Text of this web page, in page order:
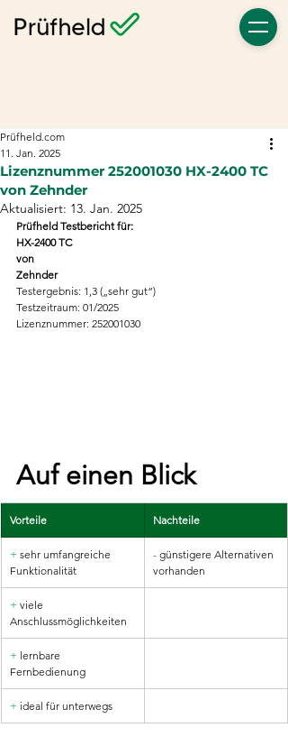
Lizenznummer 252001030 HX-2400 TC
von Zehnder
Prüfheld.com
11. Jan. 2025
Aktualisiert: 13. Jan. 2025
Prüfheld Testbericht für:
HX-2400 TC
von
Zehnder
Testergebnis: 1,3 („sehr gut“)
Testzeitraum: 01/2025
Lizenznummer: 252001030
Auf einen Blick
Vorteile Nachteile
+ sehr umfangreiche
Funktionalität
- günstigere Alternativen
vorhanden
+ viele
Anschlussmöglichkeiten
+ lernbare
Fernbedienung
+ ideal für unterwegs